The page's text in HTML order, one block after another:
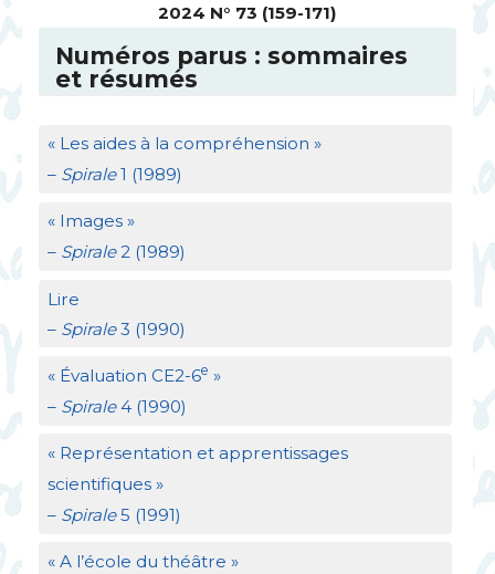
2024 N° 73 (159-171)
Numéros parus : sommaires
et résumés
« Les aides à la compréhension »
– Spirale1 (1989)
« Images »
– Spirale2 (1989)
Lire
– Spirale3 (1990)
« Évaluation CE2-6e »
– Spirale4 (1990)
« Représentation et apprentissages
scientifiques »
– Spirale5 (1991)
« A l’école du théâtre »